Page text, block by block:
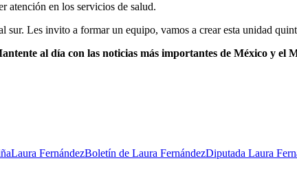
atención en los servicios de salud.
sur. Les invito a formar un equipo, vamos a crear esta unidad
al día con las noticias más importantes de México y el
Laura FernándezBoletín de Laura FernándezDiputada Laura